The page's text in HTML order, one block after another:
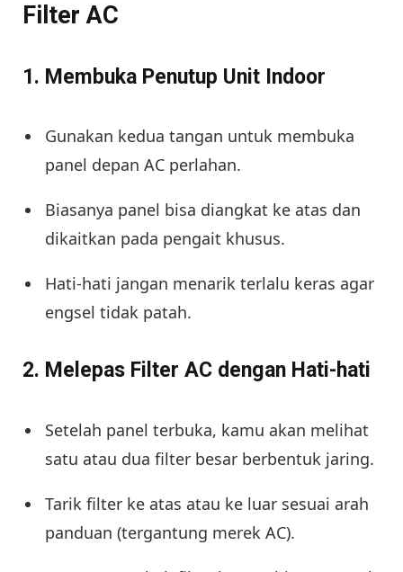
Filter AC
1. Membuka Penutup Unit Indoor
Gunakan kedua tangan untuk membuka
panel depan AC perlahan.
Biasanya panel bisa diangkat ke atas dan
dikaitkan pada pengait khusus.
Hati-hati jangan menarik terlalu keras agar
engsel tidak patah.
2. Melepas Filter AC dengan Hati-hati
Setelah panel terbuka, kamu akan melihat
satu atau dua filter besar berbentuk jaring.
Tarik filter ke atas atau ke luar sesuai arah
panduan (tergantung merek AC).